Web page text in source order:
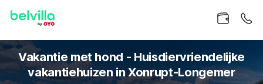
Vakantie met hond - Huisdiervriendelijke
vakantiehuizen in Xonrupt-Longemer